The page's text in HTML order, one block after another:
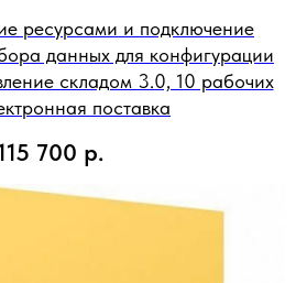
ресурсами и подключение
данных для конфигурации
складом 3.0, 10 рабочих
поставка
700 р.